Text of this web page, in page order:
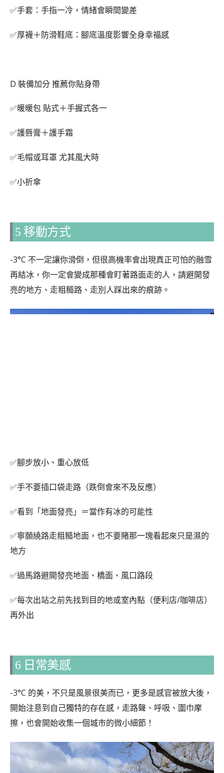
✅手套：手指一冷，情緒會瞬間變差
✅厚襪＋防滑鞋底：腳底溫度影響全身幸福感
D 裝備加分 推薦你貼身帶
✅暖暖包 貼式＋手握式各一
✅護唇膏＋護手霜
✅毛帽或耳罩 尤其風大時
✅小折傘
5 移動方式
-3°C 不一定讓你滑倒，但很高機率會出現真正可怕的融雪
再結冰，你一定會變成那種會盯著路面走的人，請避開發
亮的地方、走粗糙路、走別人踩出來的痕跡。
✅腳步放小、重心放低
✅手不要插口袋走路（跌倒會來不及反應）
✅看到「地面發亮」＝當作有冰的可能性
✅寧願繞路走粗糙地面，也不要賭那一塊看起來只是濕的
地方
✅過馬路避開發亮地面、橋面、風口路段
✅每次出站之前先找到目的地或室內點（便利店/咖啡店）
再外出
6 日常美感
-3°C 的美，不只是風景很美而已，更多是感官被放大後，
開始注意到自己獨特的存在感，走路聲、呼吸、圍巾摩
擦，也會開始收集一個城市的微小細節！